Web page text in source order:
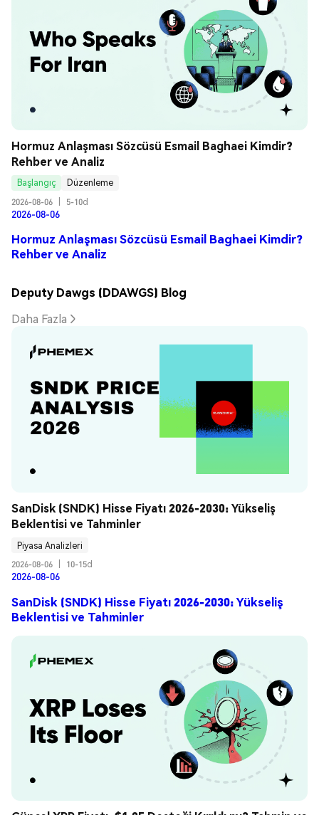
Hormuz Anlaşması Sözcüsü Esmail Baghaei Kimdir?
Rehber ve Analiz
Başlangıç
Düzenleme
2026-08-06
5-10d
2026-08-06
Hormuz Anlaşması Sözcüsü Esmail Baghaei Kimdir?
Rehber ve Analiz
Deputy Dawgs (DDAWGS) Blog
Daha Fazla
SanDisk (SNDK) Hisse Fiyatı 2026-2030: Yükseliş
Beklentisi ve Tahminler
Piyasa Analizleri
2026-08-06
10-15d
2026-08-06
SanDisk (SNDK) Hisse Fiyatı 2026-2030: Yükseliş
Beklentisi ve Tahminler